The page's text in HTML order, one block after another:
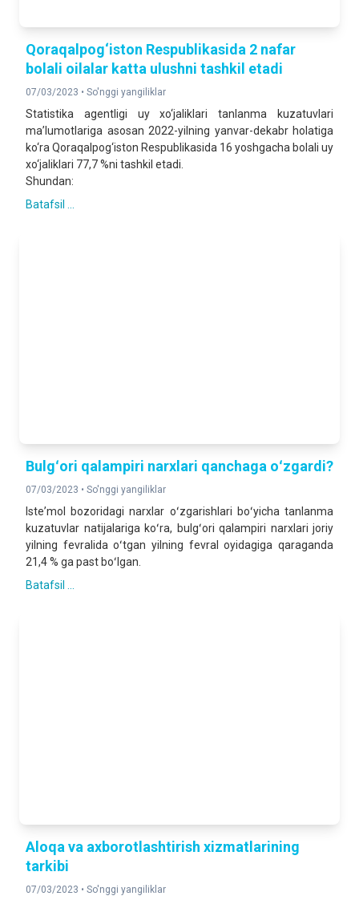
Qoraqalpog‘iston Respublikasida 2 nafar
bolali oilalar katta ulushni tashkil etadi
07/03/2023 • So'nggi yangiliklar
Statistika agentligi uy xo‘jaliklari tanlanma kuzatuvlari
ma’lumotlariga asosan 2022-yilning yanvar-dekabr holatiga
ko‘ra Qoraqalpog‘iston Respublikasida 16 yoshgacha bolali uy
xo‘jaliklari 77,7 %ni tashkil etadi.
Shundan:
Batafsil ...
Bulgʻori qalampiri narxlari qanchaga oʻzgardi?
07/03/2023 • So'nggi yangiliklar
Isteʼmol bozoridagi narxlar oʻzgarishlari boʻyicha tanlanma
kuzatuvlar natijalariga koʻra, bulgʻori qalampiri narxlari joriy
yilning fevralida oʻtgan yilning fevral oyidagiga qaraganda
21,4 % ga past boʻlgan.
Batafsil ...
Aloqa va axborotlashtirish xizmatlarining
tarkibi
07/03/2023 • So'nggi yangiliklar